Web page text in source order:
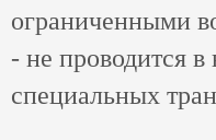
ограниченными
- не проводится в
специальных